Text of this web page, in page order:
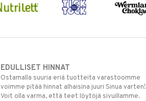
EDULLISET HINNAT
Ostamalla suuria eriä tuotteita varastoomme
voimme pitää hinnat alhaisina juuri Sinua varten!
Voit olla varma, että teet löytöjä sivuillamme.